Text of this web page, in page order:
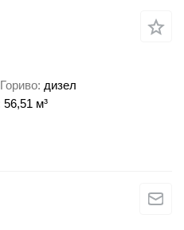
Гориво дизел
56,51 м³